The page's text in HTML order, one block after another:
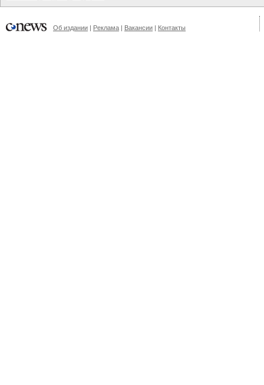
Об издании | Реклама | Вакансии | Контакты